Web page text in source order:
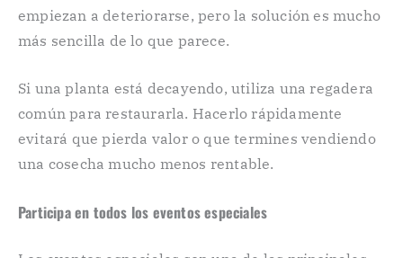
empiezan a deteriorarse, pero la solución es mucho
más sencilla de lo que parece.
Si una planta está decayendo, utiliza una regadera
común para restaurarla. Hacerlo rápidamente
evitará que pierda valor o que termines vendiendo
una cosecha mucho menos rentable.
Participa en todos los eventos especiales